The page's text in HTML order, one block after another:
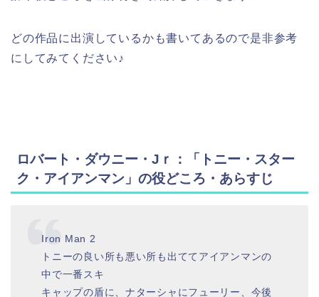
どの作品に出演しているかも書いてあるので是非参考
にしてみてください♪
ロバート・ダウニー・Jｒ：「トニー・スター
ク・アイアンマン」の役どころ・あらすじ
Iron Man 2
トニーの良い所も悪い所も出ててアイアンマンの
中で一番スキ
キャップの盾に、ナターシャにフューリー、今後